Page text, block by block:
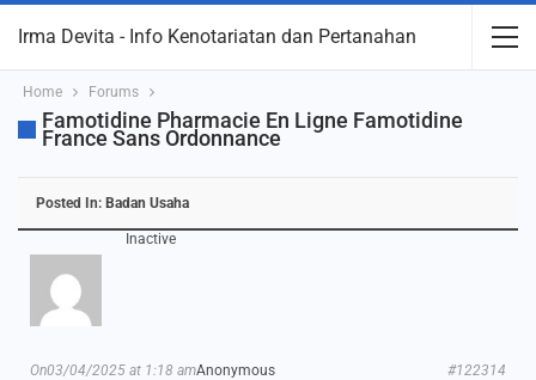
Irma Devita - Info Kenotariatan dan Pertanahan
Home Forums
Famotidine Pharmacie En Ligne Famotidine
France Sans Ordonnance
Posted In: Badan Usaha
Inactive
Anonymous
On03/04/2025 at 1:18 am #122314